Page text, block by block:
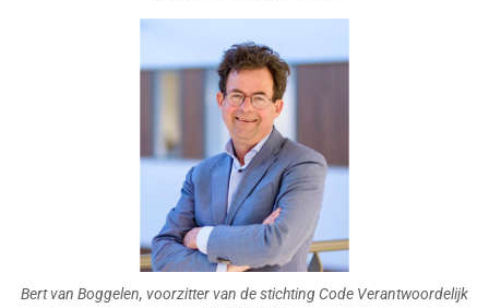
Bert van Boggelen, voorzitter van de stichting Code Verantwoordelijk